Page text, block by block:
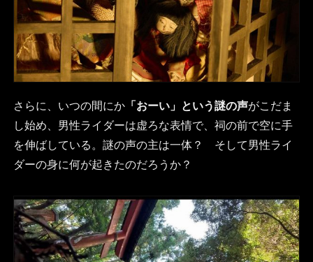
さらに、いつの間にか「おーい」という謎の声がこだま
し始め、男性ライダーは虚ろな表情で、祠の前で空に手
を伸ばしている。謎の声の主は一体？ そして男性ライ
ダーの身に何が起きたのだろうか？